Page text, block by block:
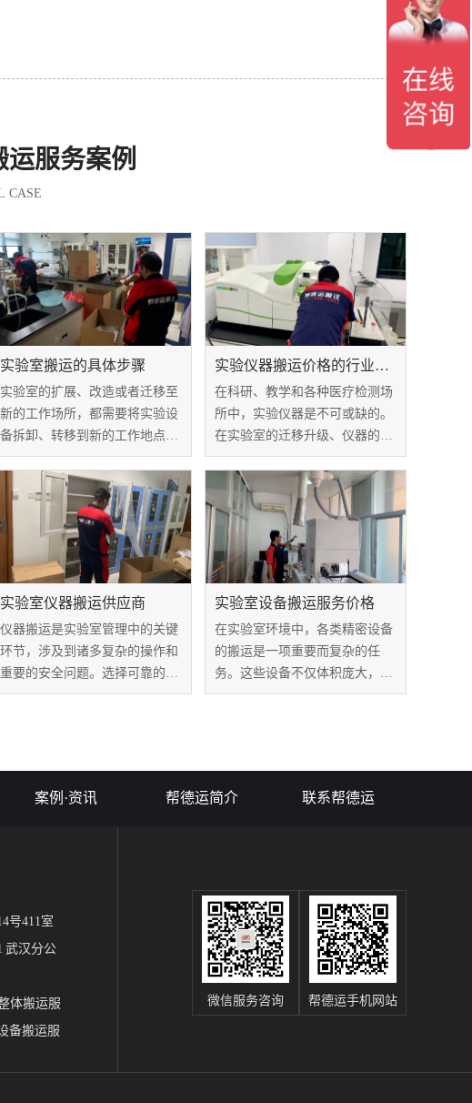
服务案例
CASE
实验室搬运的具体步骤
实验室的扩展、改造或者迁移至
新的工作场所，都需要将实验设
备拆卸、转移到新的工作地点。
而实验室搬运是一项复杂的任
务，需要仔细计划和有组织的执
行，否则可能会造成实验设备损
坏。那么，实验室搬运的具体步
骤有哪些？
实验仪器搬运价格的行业标准
在科研、教学和各种医疗检测场
所中，实验仪器是不可或缺的。
在实验室的迁移升级、仪器的购
置及维护等过程中，实验仪器搬
运作为一个重要环节，搬运费用
成为科研单位和企业需要考量的
一个重要因素。今天就来详细了
解下实验仪器搬...
实验室仪器搬运供应商
仪器搬运是实验室管理中的关键
环节，涉及到诸多复杂的操作和
重要的安全问题。选择可靠的实
验室仪器搬运供应商至关重要，
实验室设备搬运服务价格
在实验室环境中，各类精密设备
的搬运是一项重要而复杂的任
务。这些设备不仅体积庞大，而
且通常非常昂贵，需要相关的搬
案例·资讯 帮德运简介 联系帮德运
号411室
武汉分公
体搬运服
备搬运服
微信服务咨询 帮德运手机网站